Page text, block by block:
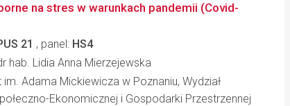
na stres w warunkach pandemii (Covid-
21 , panel: HS4
hab. Lidia Anna Mierzejewska
im. Adama Mickiewicza w Poznaniu, Wydział
Ekonomicznej i Gospodarki Przestrzennej